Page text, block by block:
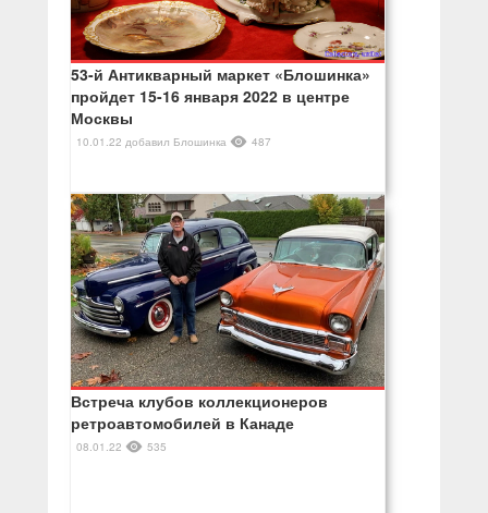
53-й Антикварный маркет «Блошинка»
пройдет 15-16 января 2022 в центре
Москвы
10.01.22 добавил Блошинка 487
Встреча клубов коллекционеров
ретроавтомобилей в Канаде
08.01.22 535